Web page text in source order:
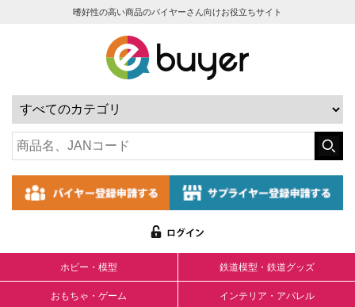
嗜好性の高い商品のバイヤーさん向けお役立ちサイト
ホビー・模型 鉄道模型・鉄道グッズ
おもちゃ・ゲーム インテリア・アパレル